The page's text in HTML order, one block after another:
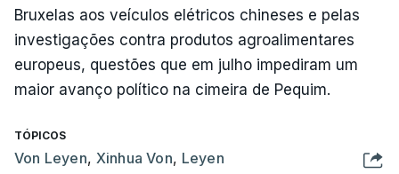
Bruxelas aos veículos elétricos chineses e pelas
investigações contra produtos agroalimentares
europeus, questões que em julho impediram um
maior avanço político na cimeira de Pequim.
TÓPICOS
Von Leyen, Xinhua Von, Leyen